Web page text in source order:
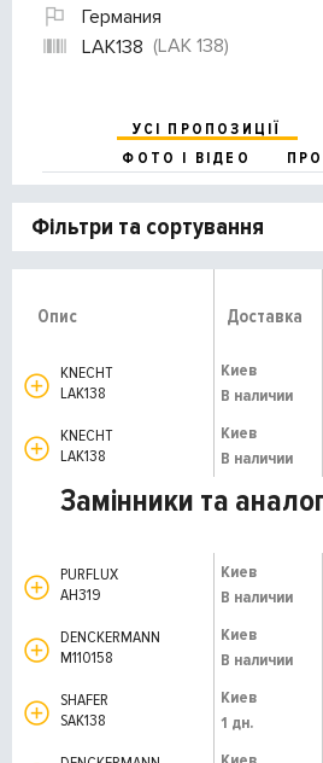
Германия
LAK138 (LAK 138)
УСІ ПРОПОЗИЦІЇ
ФОТО І ВІДЕО
Фільтри та сортування
Опис Доставка
KNECHT
LAK138
Киев
В наличии
KNECHT
LAK138
Киев
В наличии
Замінники та
PURFLUX
AH319
Киев
В наличии
DENCKERMANN
M110158
Киев
В наличии
SHAFER
SAK138
Киев
1 дн.